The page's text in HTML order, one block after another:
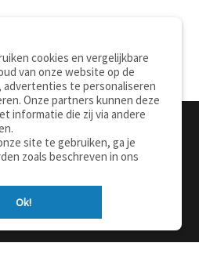
Over deze site
Privacy
cookies en vergelijkbare
van onze website op de
te personaliseren
Onze partners kunnen deze
informatie die zij via andere
site te gebruiken, ga je
zoals beschreven in ons
Ok!